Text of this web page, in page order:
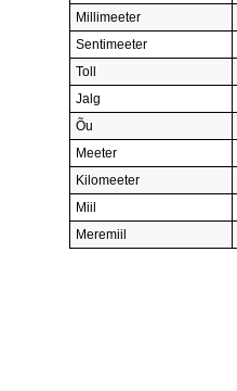
Millimeeter
Sentimeeter
Toll
Jalg
Õu
Meeter
Kilomeeter
Miil
Meremiil